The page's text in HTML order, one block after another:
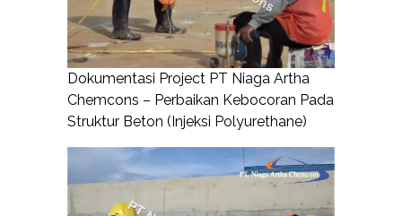
Dokumentasi Project PT Niaga Artha
Chemcons – Perbaikan Kebocoran Pada
Struktur Beton (Injeksi Polyurethane)